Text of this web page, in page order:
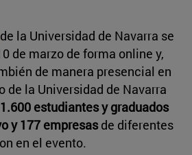
de la Universidad de Navarra se
de marzo de forma online y,
de manera presencial en
de la Universidad de Navarra
1.600 estudiantes y graduados
y 177 empresasde diferentes
en el evento.